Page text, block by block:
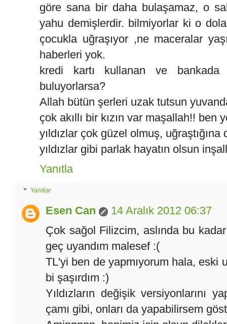
göre sana bir daha bulaşamaz, o
yahu demişlerdir. bilmiyorlar ki o
çocukla uğraşıyor ,ne maceralar
haberleri yok.
kredi kartı kullanan ve bankada
buluyorlarsa?
Allah bütün şerleri uzak tutsun
çok akıllı bir kızın var maşallah!!
yıldızlar çok güzel olmuş, uğraştığına
yıldızlar gibi parlak hayatın olsun
Yanıtla
Yanıtlar
Esen Can
14 Aralık 2012 06:37
Çok sağol Filizcim, aslında bu
geç uyandım malesef :(
TL'yi ben de yapmıyorum hala, eski
bi şaşırdım :)
Yıldızların değişik versiyonlarını
çamı gibi, onları da yapabilirsem